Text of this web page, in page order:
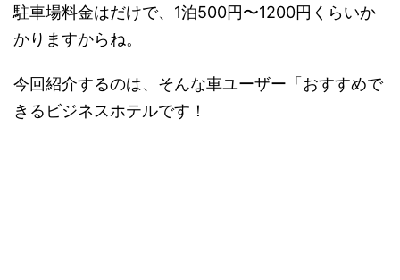
駐車場料金はだけで、1泊500円〜1200円くらいか
かりますからね。
今回紹介するのは、そんな車ユーザー「おすすめで
きるビジネスホテルです！